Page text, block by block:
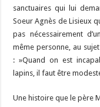
sanctuaires qui lui
Soeur Agnès de Lisieux
pas nécessairement
même personne, au
: »Quand on est
lapins, il faut être
Une histoire que le père